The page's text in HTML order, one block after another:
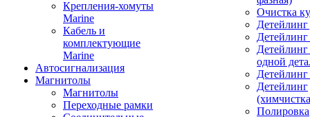
Крепления-хомуты
Marine
Кабель и
комплектующие
Marine
Автосигнализация
Магнитолы
Магнитолы
Переходные рамки
Очистка
Детейлинг
одной
Детейлинг
Полировка